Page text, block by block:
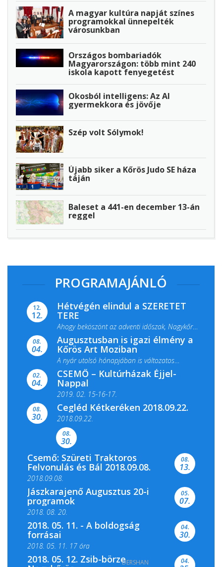
A magyar kultúra napját színes
programokkal ünnepelték
városunkban
Országos bombariadók
Magyarországon: több mint 240
iskola kapott fenyegetést
Okosból intelligens: Az AI
gyermekkora és jövője
Szép volt Sólymok!
Újabb siker a Kőrös Judo SE háza
táján
Baleset a 441-en december 13-án
reggel
PROGRAMAJÁNLÓ
12.
12.
Hétvégén elindul a SZERETET
TERE
Ahogy beköszönt az adventi időszak, Nagykőrös
ismét megtelik ünnepi fénnyel és közös...
08.
04.
Augusztusban is igazi élmény a
Kőrös Art Moziban
A nyár utolsó hónapjában is változatos
filmkínálattal, családi...
02.
04.
CSEMŐ – Kultúrházak Éjjel-
Nappal
2019. 02. 15-16-17.
Színes és tartalmas programokkal várja a
Csemői Községi Könyvtár és...
08.
30.
Cegléd Kétkeréken 2018.09.22.
2018.09.22.
08.
30.
Csemő: Szüreti Traktoros
Felvonulás és Bál 2018.09.08.
2018.09.08.
08.
13.
Jászkarajenő Augusztus 20-i
programok
2018. 08. 20.
05.
07.
2018. 05. 11. - A boldogság
forrásai
2018. 05. 11. 17 óra
04.
30.
2018. 05. 12. Zsib-börze 04.
DERSHAN